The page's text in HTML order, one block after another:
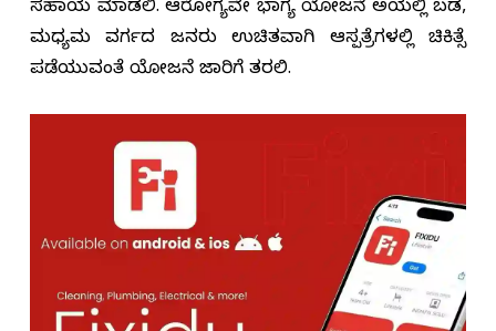
ಸಹಾಯ ಮಾಡಲಿ. ಆರೋಗ್ಯವೇ ಭಾಗ್ಯ ಯೋಜನೆ ಅಡಿಯಲ್ಲಿ ಬಡ,
ಮಧ್ಯಮ ವರ್ಗದ ಜನರು ಉಚಿತವಾಗಿ ಆಸ್ಪತ್ರೆಗಳಲ್ಲಿ ಚಿಕಿತ್ಸೆ
ಪಡೆಯುವಂತೆ ಯೋಜನೆ ಜಾರಿಗೆ ತರಲಿ.